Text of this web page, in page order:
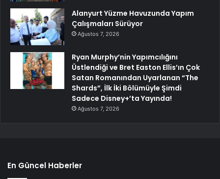
Alanyurt Yüzme Havuzunda Yapım
Çalışmaları Sürüyor
Ağustos 7, 2026
Ryan Murphy’nin Yapımcılığını
Üstlendiği ve Bret Easton Ellis’ın Çok
Satan Romanından Uyarlanan “The
Shards”, İlk İki Bölümüyle Şimdi
Sadece Disney+’ta Yayında!
Ağustos 7, 2026
En Güncel Haberler